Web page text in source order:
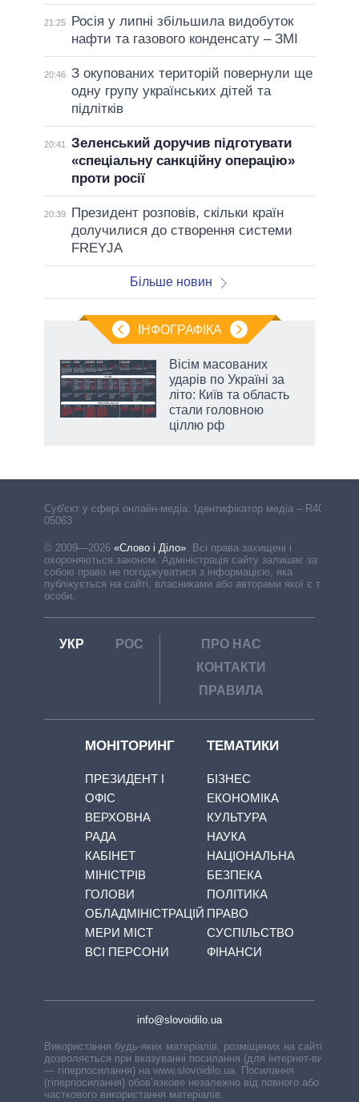
21:25
Росія у липні збільшила видобуток
нафти та газового конденсату – ЗМІ
20:46 З окупованих територій повернули ще
одну групу українських дітей та
підлітків
20:41
Зеленський доручив підготувати
«спеціальну санкційну операцію»
проти росії
20:39
Президент розповів, скільки країн
долучилися до створення системи
FREYJA
Більше новин
ІНФОГРАФІКА
Вісім масованих
ударів по Україні за
літо: Київ та область
стали головною
ціллю рф
Cуб'єкт у сфері онлайн-медіа. Ідентифікатор медіа – R40-
05063
© 2009—2026 «Слово і Діло». Всі права захищені і
охороняються законом. Адміністрація сайту залишає за
собою право не погоджуватися з інформацією, яка
публікується на сайті, власниками або авторами якої є треті
особи.
УКР РОС
ПРО НАС
КОНТАКТИ
ПРАВИЛА
МОНІТОРИНГ
ПРЕЗИДЕНТ І
ОФІС
ВЕРХОВНА
РАДА
КАБІНЕТ
МІНІСТРІВ
ГОЛОВИ
ОБЛАДМІНІСТРАЦІЙ
МЕРИ МІСТ
ВСІ ПЕРСОНИ
ТЕМАТИКИ
БІЗНЕС
ЕКОНОМІКА
КУЛЬТУРА
НАУКА
НАЦІОНАЛЬНА
БЕЗПЕКА
ПОЛІТИКА
ПРАВО
СУСПІЛЬСТВО
ФІНАНСИ
info@slovoidilo.ua
Використання будь-яких матеріалів, розміщених на сайті,
дозволяється при вказуванні посилання (для інтернет-видань
— гіперпосилання) на www.slovoidilo.ua. Посилання
(гіперпосилання) обов’язкове незалежно від повного або
часткового використання матеріалів.